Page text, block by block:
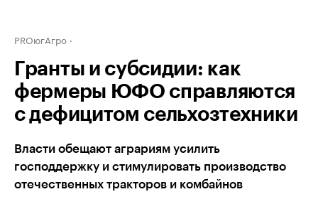
PROюгАгро
Гранты и субсидии: как
фермеры ЮФО справляются
с дефицитом сельхозтехники
Власти обещают аграриям усилить
господдержку и стимулировать производство
отечественных тракторов и комбайнов